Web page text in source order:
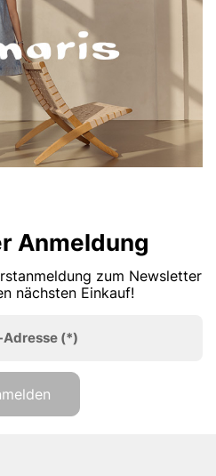
Anmeldung
zum Newsletter
nächsten Einkauf!
(*)